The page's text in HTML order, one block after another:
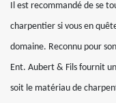
Il est recommandé de se
charpentier si vous en
domaine. Reconnu pour
Ent. Aubert & Fils fournit
soit le matériau de